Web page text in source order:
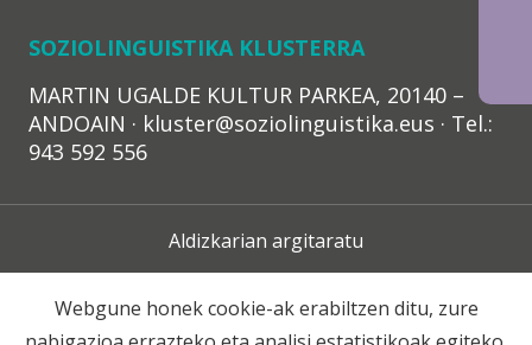
SOZIOLINGUISTIKA KLUSTERRA
MARTIN UGALDE KULTUR PARKEA, 20140 –
ANDOAIN · kluster@soziolinguistika.eus · Tel.:
943 592 556
Aldizkarian argitaratu
Lege Oharra
Webgune honek cookie-ak erabiltzen ditu, zure